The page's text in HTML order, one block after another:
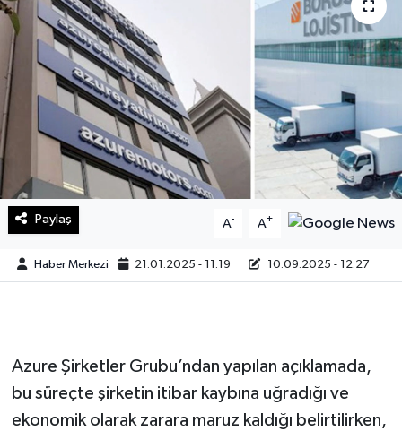
Paylaş A- A+
Haber Merkezi 21.01.2025 - 11:19 10.09.2025 - 12:27
Azure Şirketler Grubu’ndan yapılan açıklamada,
bu süreçte şirketin itibar kaybına uğradığı ve
ekonomik olarak zarara maruz kaldığı belirtilirken,